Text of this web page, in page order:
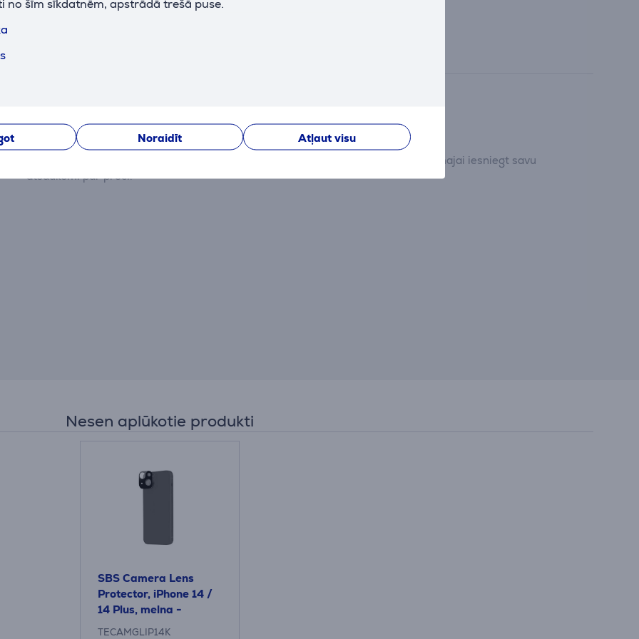
no šīm sīkdatnēm, apstrādā trešā puse.
Noraidīt Atļaut visu
Pašlaik nav nevienas atsauksmes.
Pēc pirkuma veikšanas Jums būs iespēja dot savu ieguldījumu un pirmajam/pirmajai iesniegt savu
atsauksmi par preci.
Nesen aplūkotie produkti
SBS Camera Lens
Protector, iPhone 14 /
14 Plus, melna -
Kameras objektīva
TECAMGLIP14K